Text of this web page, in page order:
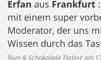
Erfan aus Frankfurt
mit einem super
Moderator, der uns
Wissen durch das
Rum & Schokolade Tasting am